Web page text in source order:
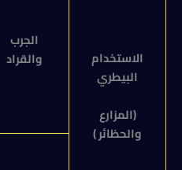
الاستخدام
البيطري
(المزارع
والحظائر )
الجرب
والقراد